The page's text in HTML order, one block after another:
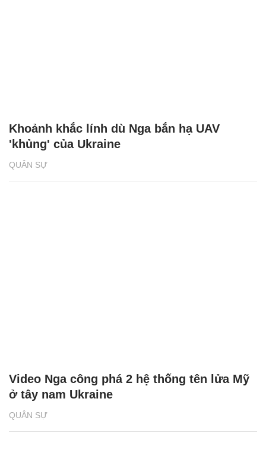
QUÂN SỰ
Khoảnh khắc lính dù Nga bắn hạ UAV
'khủng' của Ukraine
QUÂN SỰ
Video Nga công phá 2 hệ thống tên lửa Mỹ
ở tây nam Ukraine